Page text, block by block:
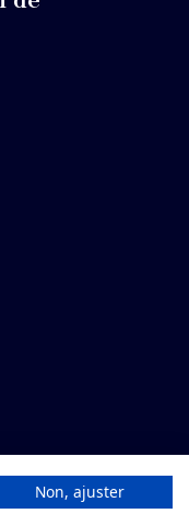
Non, ajuster